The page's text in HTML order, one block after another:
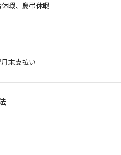
暇、慶弔休暇
末支払い